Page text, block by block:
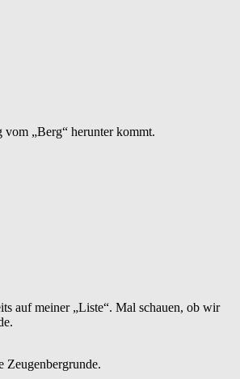
„Berg“ herunter kommt.
auf meiner „Liste“. Mal schauen, ob wir
Zeugenbergrunde.